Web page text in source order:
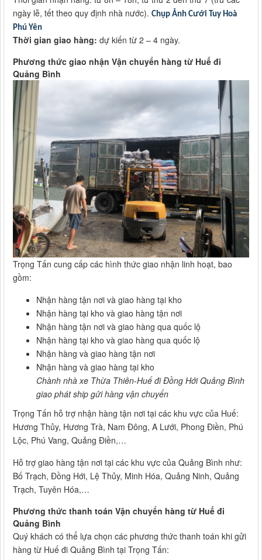
ngày lễ, tết theo quy định nhà nước). Chụp Ảnh Cưới Tuy Hoà
Phú Yên
Thời gian giao hàng: dự kiến từ 2 – 4 ngày.
Phương thức giao nhận Vận chuyển hàng từ Huế đi
Quảng Bình
Trọng Tấn cung cấp các hình thức giao nhận linh hoạt, bao
gồm:
Nhận hàng tận nơi và giao hàng tại kho
Nhận hàng tại kho và giao hàng tận nơi
Nhận hàng tận nơi và giao hàng qua quốc lộ
Nhận hàng tại kho và giao hàng qua quốc lộ
Nhận hàng và giao hàng tận nơi
Nhận hàng và giao hàng tại kho
Chành nhà xe Thừa Thiên-Huế đi Đồng Hới Quảng Bình
giao phát ship gửi hàng vận chuyển
Trọng Tấn hỗ trợ nhận hàng tận nơi tại các khu vực của Huế:
Hương Thủy, Hương Trà, Nam Đông, A Lưới, Phong Điền, Phú
Lộc, Phú Vang, Quảng Điền,…
Hỗ trợ giao hàng tận nơi tại các khu vực của Quảng Bình như:
Bố Trạch, Đồng Hới, Lệ Thủy, Minh Hóa, Quảng Ninh, Quảng
Trạch, Tuyên Hóa,…
Phương thức thanh toán Vận chuyển hàng từ Huế đi
Quảng Bình
Quý khách có thể lựa chọn các phương thức thanh toán khi gửi
hàng từ Huế đi Quảng Bình tại Trọng Tấn: